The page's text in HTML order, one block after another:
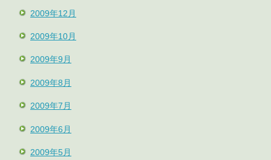
2009年12月
2009年10月
2009年9月
2009年8月
2009年7月
2009年6月
2009年5月